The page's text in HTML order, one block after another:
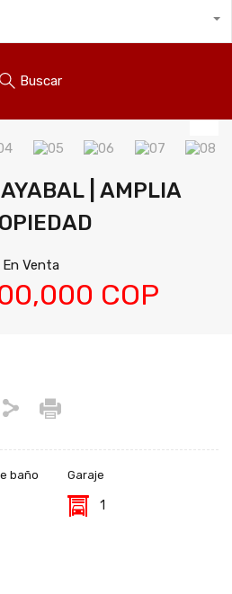
Buscar
| AMPLIA
En Venta
COP
baño Garaje
1